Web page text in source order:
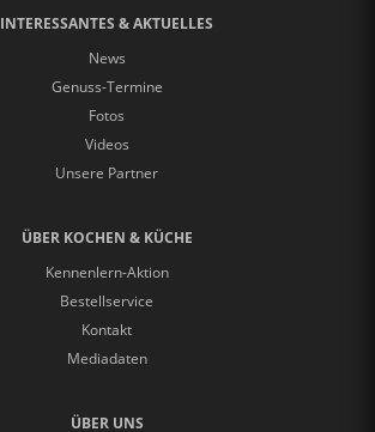
INTERESSANTES & AKTUELLES
News
Genuss-Termine
Fotos
Videos
Unsere Partner
ÜBER KOCHEN & KÜCHE
Kennenlern-Aktion
Bestellservice
Kontakt
Mediadaten
ÜBER UNS